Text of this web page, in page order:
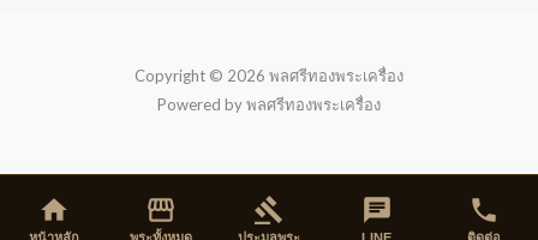
Copyright © 2026 พลศรีทองพระเครื่อง
Powered by พลศรีทองพระเครื่อง
home storefront gavel chat phone